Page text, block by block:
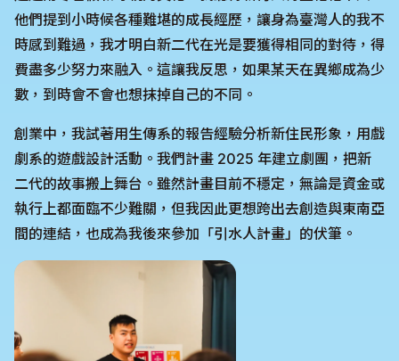
他們提到小時候各種難堪的成長經歷，讓身為臺灣人的我不
時感到難過，我才明白新二代在光是要獲得相同的對待，得
費盡多少努力來融入。這讓我反思，如果某天在異鄉成為少
數，到時會不會也想抹掉自己的不同。
創業中，我試著用生傳系的報告經驗分析新住民形象，用戲
劇系的遊戲設計活動。我們計畫 2025 年建立劇團，把新
二代的故事搬上舞台。雖然計畫目前不穩定，無論是資金或
執行上都面臨不少難關，但我因此更想跨出去創造與東南亞
間的連結，也成為我後來參加「引水人計畫」的伏筆。